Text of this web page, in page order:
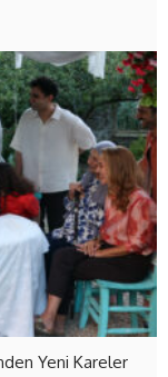
Yeni Kareler